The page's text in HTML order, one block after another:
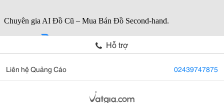
Hỗ trợ
Liên hệ Quảng Cáo 02439747875